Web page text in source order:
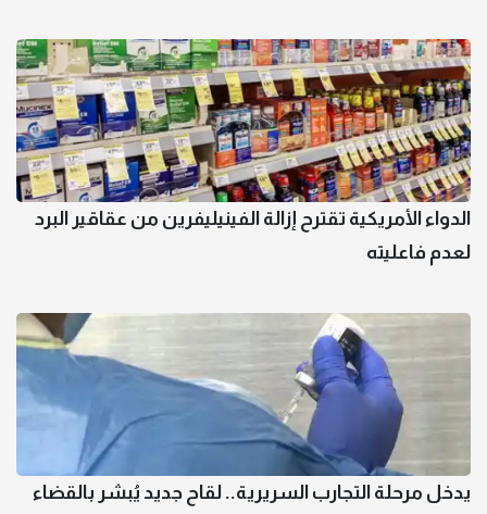
الدواء الأمريكية تقترح إزالة الفينيليفرين من عقاقير البرد
لعدم فاعليته
يدخل مرحلة التجارب السريرية.. لقاح جديد يُبشر بالقضاء